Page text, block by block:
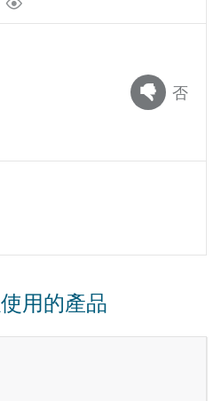
否
用的產品